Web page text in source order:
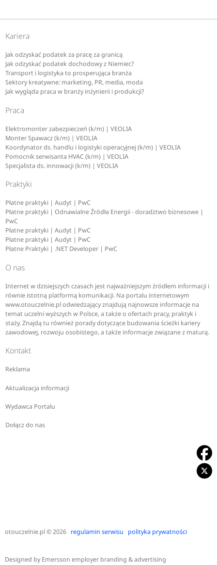
Kariera
Jak odzyskać podatek za pracę za granicą
Jak odzyskać podatek dochodowy z Niemiec?
Transport i logistyka to prosperująca branża
Sektory kreatywne: marketing, PR, media, moda
Jak wygląda praca w branży inżynierii i produkcji?
Praca
Elektromonter zabezpieczeń (k/m) | VEOLIA
Monter Spawacz (k/m) | VEOLIA
Koordynator ds. handlu i logistyki operacyjnej (k/m) | VEOLIA
Pomocnik serwisanta HVAC (k/m) | VEOLIA
Specjalista ds. innowacji (k/m) | VEOLIA
Praktyki
Płatne praktyki | Audyt | PwC
Płatne praktyki | Odnawialne Źródła Energii - doradztwo biznesowe |
PwC
Płatne praktyki | Audyt | PwC
Płatne praktyki | Audyt | PwC
Płatne Praktyki | .NET Developer | PwC
O nas
Internet w dzisiejszych czasach jest najważniejszym źródłem informacji i
równie istotną platformą komunikacji. Na portalu internetowym
www.otouczelnie.pl odwiedzający znajdują najnowsze informacje na
temat uczelni wyższych w Polsce, a także o ofertach pracy, praktyk i
staży. Znajdą tu również porady dotyczące budowania ścieżki kariery
zawodowej, rozwoju osobistego, a także informacje związane z maturą.
Kontakt
Reklama
Aktualizacja informacji
Wydawca Portalu
Dołącz do nas
otouczelnie.pl© 2026 regulamin serwisu polityka prywatności
Designed byEmersson employer branding & advertising